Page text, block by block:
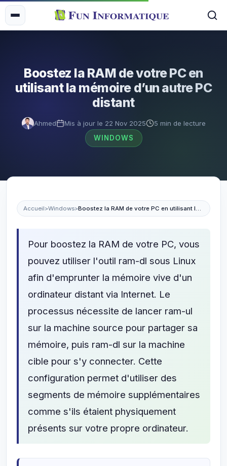
Boostez la RAM de votre PC en
utilisant la mémoire d’un autre PC
distant
Ahmed Mis à jour le 22 Nov 2025
5 min de lecture
WINDOWS
Accueil>Windows> Boostez la RAM de votre PC en utilisant la mémoire d’un autre PC distant
Pour boostez la RAM de votre PC, vous
pouvez utiliser l'outil ram-dl sous Linux
afin d'emprunter la mémoire vive d'un
ordinateur distant via Internet. Le
processus nécessite de lancer ram-ul
sur la machine source pour partager sa
mémoire, puis ram-dl sur la machine
cible pour s'y connecter. Cette
configuration permet d'utiliser des
segments de mémoire supplémentaires
comme s'ils étaient physiquement
présents sur votre propre ordinateur.